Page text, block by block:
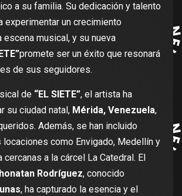
a su familia. Su dedicación y talento
experimentar un crecimiento
escena musical, y su nueva
promete ser un éxito que resonará
de sus seguidores.
de “EL SIETE”, el artista ha
su ciudad natal, Mérida, Venezuela,
Además, se han incluido
locaciones como Envigado, Medellín y
cercanas a la cárcel La Catedral. El
Rodríguez, conocido
, ha capturado la esencia y el